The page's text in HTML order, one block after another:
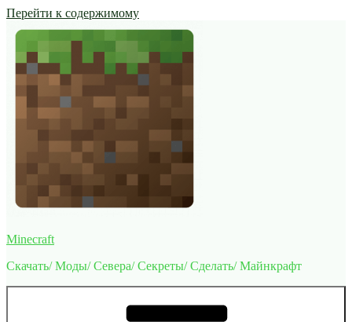
Перейти к содержимому
Minecraft
Скачать/ Моды/ Севера/ Секреты/ Сделать/ Майнкрафт